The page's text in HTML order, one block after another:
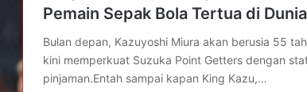
Pemain Sepak Bola Tertua di Dunia
Bulan depan, Kazuyoshi Miura akan berusia 55
kini memperkuat Suzuka Point Getters dengan
pinjaman.Entah sampai kapan King Kazu,…